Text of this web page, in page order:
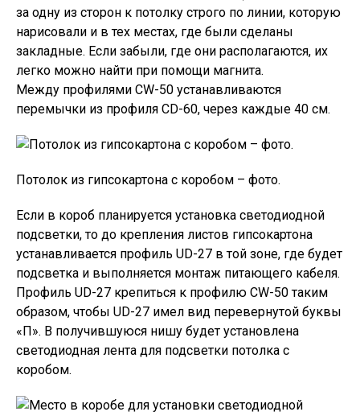
за одну из сторон к потолку строго по линии, которую
нарисовали и в тех местах, где были сделаны
закладные. Если забыли, где они располагаются, их
легко можно найти при помощи магнита.
Между профилями CW-50 устанавливаются
перемычки из профиля CD-60, через каждые 40 см.
Потолок из гипсокартона с коробом – фото.
Если в короб планируется установка светодиодной
подсветки, то до крепления листов гипсокартона
устанавливается профиль UD-27 в той зоне, где будет
подсветка и выполняется монтаж питающего кабеля.
Профиль UD-27 крепиться к профилю CW-50 таким
образом, чтобы UD-27 имел вид перевернутой буквы
«П». В получившуюся нишу будет установлена
светодиодная лента для подсветки потолка с
коробом.